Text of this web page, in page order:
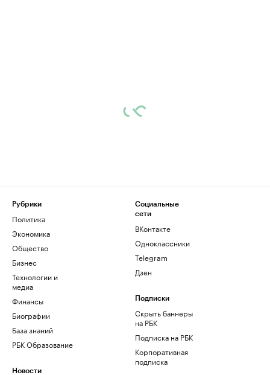
Рубрики
Политика
Экономика
Общество
Бизнес
Технологии и
медиа
Финансы
Биографии
База знаний
РБК Образование
Новости
Социальные
сети
ВКонтакте
Одноклассники
Telegram
Дзен
Подписки
Скрыть баннеры
на РБК
Подписка на РБК
Корпоративная
подписка